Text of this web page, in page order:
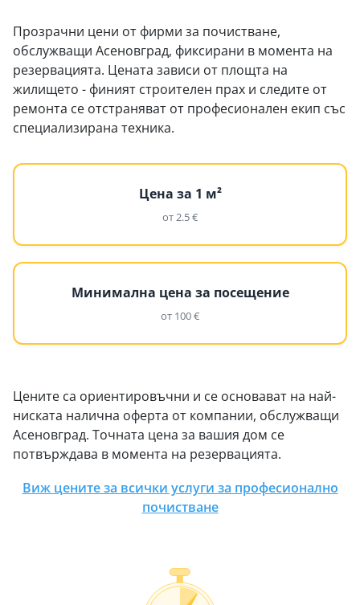
Прозрачни цени от фирми за почистване,
обслужващи Асеновград, фиксирани в момента на
резервацията. Цената зависи от площта на
жилището - финият строителен прах и следите от
ремонта се отстраняват от професионален екип със
специализирана техника.
Цена за 1 м²
от 2.5 €
Минимална цена за посещение
от 100 €
Цените са ориентировъчни и се основават на най-
ниската налична оферта от компании, обслужващи
Асеновград. Точната цена за вашия дом се
потвърждава в момента на резервацията.
Виж цените за всички услуги за професионално
почистване